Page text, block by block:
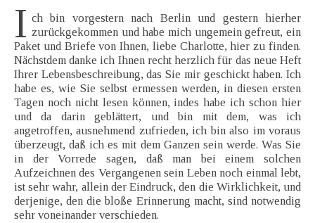
I ch bin vorgestern nach Berlin und gestern hierher
zurückgekommen und habe mich ungemein gefreut, ein
Paket und Briefe von Ihnen, liebe Charlotte, hier zu finden.
Nächstdem danke ich Ihnen recht herzlich für das neue Heft
Ihrer Lebensbeschreibung, das Sie mir geschickt haben. Ich
habe es, wie Sie selbst ermessen werden, in diesen ersten
Tagen noch nicht lesen können, indes habe ich schon hier
und da darin geblättert, und bin mit dem, was ich
angetroffen, ausnehmend zufrieden, ich bin also im voraus
überzeugt, daß ich es mit dem Ganzen sein werde. Was Sie
in der Vorrede sagen, daß man bei einem solchen
Aufzeichnen des Vergangenen sein Leben noch einmal lebt,
ist sehr wahr, allein der Eindruck, den die Wirklichkeit, und
derjenige, den die bloße Erinnerung macht, sind notwendig
sehr voneinander verschieden.